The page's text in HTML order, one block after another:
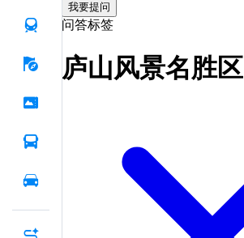
我要提问
问答标签
庐山风景名胜区